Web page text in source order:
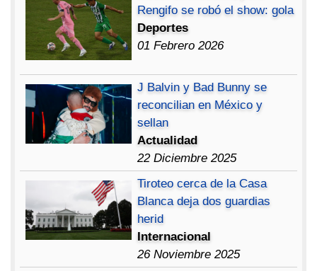
Rengifo se robó el show: gola
Deportes
01 Febrero 2026
J Balvin y Bad Bunny se
reconcilian en México y
sellan
Actualidad
22 Diciembre 2025
Tiroteo cerca de la Casa
Blanca deja dos guardias
herid
Internacional
26 Noviembre 2025